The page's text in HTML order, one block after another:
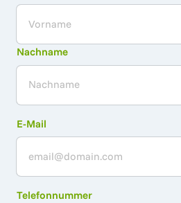
Nachname
E-Mail
Telefonnummer